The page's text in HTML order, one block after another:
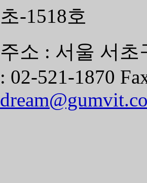
초-1518호
주소 : 서울 서초
: 02-521-1870